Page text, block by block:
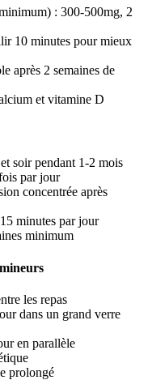
: 300-500mg, 2
10 minutes pour mieux
après 2 semaines de
et vitamine D
soir pendant 1-2 mois
par jour
concentrée après
minutes par jour
minimum
les repas
dans un grand verre
en parallèle
prolongé